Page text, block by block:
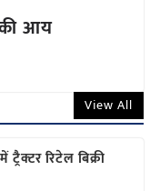
की आय
View All
रिटेल बिक्री